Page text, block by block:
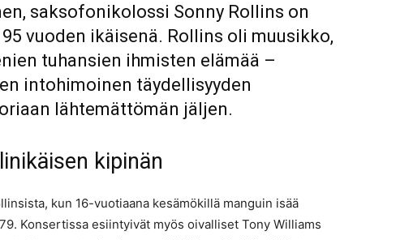
saksofonikolossi Sonny Rollins on
vuoden ikäisenä. Rollins oli muusikko,
tuhansien ihmisten elämää –
intohimoinen täydellisyyden
lähtemättömän jäljen.
kipinän
kun 16-vuotiaana kesämökillä manguin isää
Konsertissa esiintyivät myös oivalliset Tony Williams